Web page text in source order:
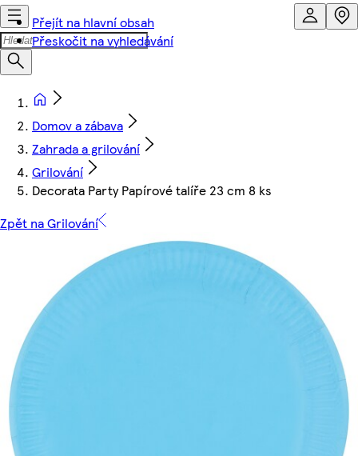
Přejít na hlavní obsah
Přeskočit na vyhledávání
Domov a zábava
Zahrada a grilování
Grilování
Decorata Party Papírové talíře 23 cm 8 ks
Zpět na Grilování